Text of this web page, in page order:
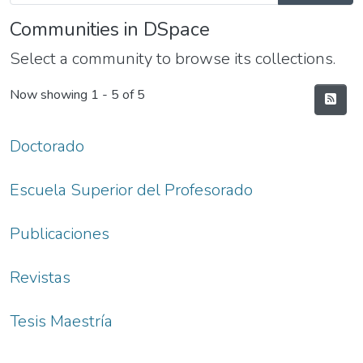
Communities in DSpace
Select a community to browse its collections.
Now showing 1 - 5 of 5
Doctorado
Escuela Superior del Profesorado
Publicaciones
Revistas
Tesis Maestría